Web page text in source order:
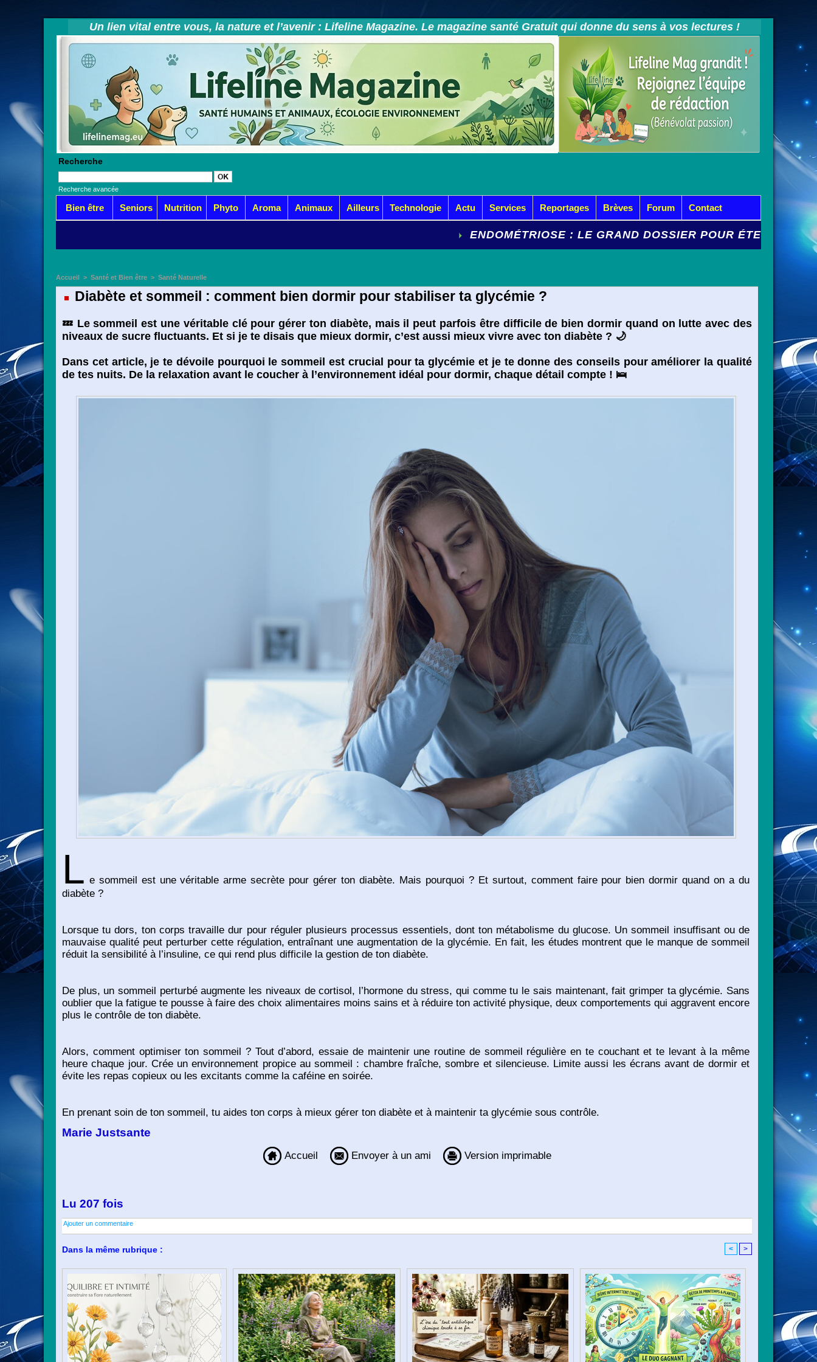
Un lien vital entre vous, la nature et l’avenir : Lifeline Magazine. Le magazine santé Gratuit qui donne du sens à vos lectures !
Recherche
Recherche avancée
Bien être Seniors Nutrition Phyto Aroma Animaux Ailleurs Technologie Actu Services Reportages Brèves Forum Contact
ENDOMÉTRIOSE : LE GRAND DOSSIER POUR ÉTEINDRE
Accueil > Santé et Bien être > Santé Naturelle
Diabète et sommeil : comment bien dormir pour stabiliser ta glycémie ?
💤 Le sommeil est une véritable clé pour gérer ton diabète, mais il peut parfois être difficile de bien dormir quand on lutte avec des
niveaux de sucre fluctuants. Et si je te disais que mieux dormir, c’est aussi mieux vivre avec ton diabète ? 🌙
Dans cet article, je te dévoile pourquoi le sommeil est crucial pour ta glycémie et je te donne des conseils pour améliorer la qualité
de tes nuits. De la relaxation avant le coucher à l’environnement idéal pour dormir, chaque détail compte ! 🛌
L e sommeil est une véritable arme secrète pour gérer ton diabète. Mais pourquoi ? Et surtout, comment faire pour bien dormir quand on a du
diabète ?
Lorsque tu dors, ton corps travaille dur pour réguler plusieurs processus essentiels, dont ton métabolisme du glucose. Un sommeil insuffisant ou de
mauvaise qualité peut perturber cette régulation, entraînant une augmentation de la glycémie. En fait, les études montrent que le manque de sommeil
réduit la sensibilité à l’insuline, ce qui rend plus difficile la gestion de ton diabète.
De plus, un sommeil perturbé augmente les niveaux de cortisol, l’hormone du stress, qui comme tu le sais maintenant, fait grimper ta glycémie. Sans
oublier que la fatigue te pousse à faire des choix alimentaires moins sains et à réduire ton activité physique, deux comportements qui aggravent encore
plus le contrôle de ton diabète.
Alors, comment optimiser ton sommeil ? Tout d’abord, essaie de maintenir une routine de sommeil régulière en te couchant et te levant à la même
heure chaque jour. Crée un environnement propice au sommeil : chambre fraîche, sombre et silencieuse. Limite aussi les écrans avant de dormir et
évite les repas copieux ou les excitants comme la caféine en soirée.
En prenant soin de ton sommeil, tu aides ton corps à mieux gérer ton diabète et à maintenir ta glycémie sous contrôle.
Marie Justsante
Accueil Envoyer à un ami Version imprimable
Lu 207 fois
Ajouter un commentaire
Dans la même rubrique : < >